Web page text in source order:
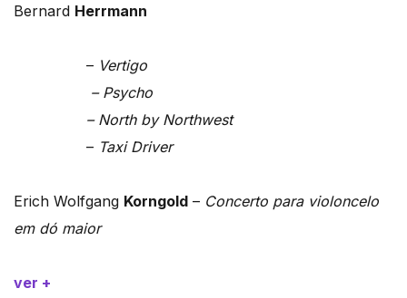
Bernard Herrmann
– Vertigo
– Psycho
– North by Northwest
– Taxi Driver
Erich Wolfgang Korngold – Concerto para violoncelo
em dó maior
ver +